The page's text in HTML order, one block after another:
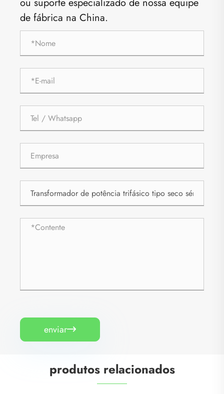
de fábrica na China.
enviar
produtos relacionados